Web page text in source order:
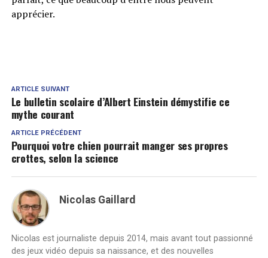
apprécier.
ARTICLE SUIVANT
Le bulletin scolaire d’Albert Einstein démystifie ce
mythe courant
ARTICLE PRÉCÉDENT
Pourquoi votre chien pourrait manger ses propres
crottes, selon la science
Nicolas Gaillard
Nicolas est journaliste depuis 2014, mais avant tout passionné
des jeux vidéo depuis sa naissance, et des nouvelles